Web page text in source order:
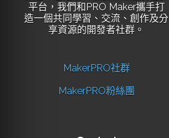
平台，我們和PRO Maker攜手打
造一個共同學習、交流、創作及分
享資源的開發者社群。
MakerPRO社群
MakerPRO粉絲團